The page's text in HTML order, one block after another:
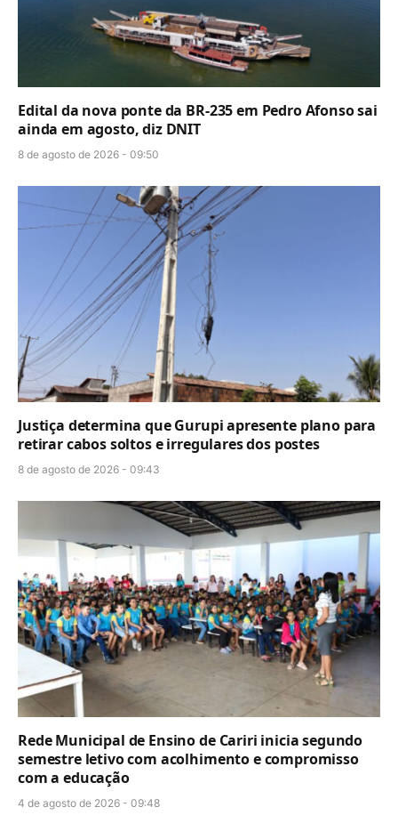
Edital da nova ponte da BR-235 em Pedro Afonso sai
ainda em agosto, diz DNIT
8 de agosto de 2026 - 09:50
Justiça determina que Gurupi apresente plano para
retirar cabos soltos e irregulares dos postes
8 de agosto de 2026 - 09:43
Rede Municipal de Ensino de Cariri inicia segundo
semestre letivo com acolhimento e compromisso
com a educação
4 de agosto de 2026 - 09:48